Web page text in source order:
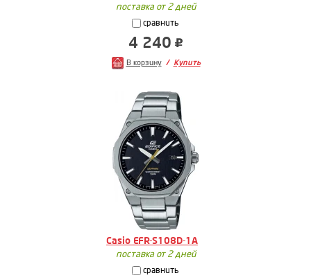
поставка от 2 дней
сравнить
4 240
В корзину Купить
Casio EFR-S108D-1A
поставка от 2 дней
сравнить